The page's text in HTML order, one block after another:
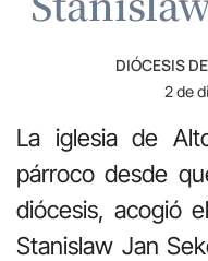
DIÓCESIS
2 de
La iglesia de
párroco desde
diócesis, acogió
Stanislaw Jan